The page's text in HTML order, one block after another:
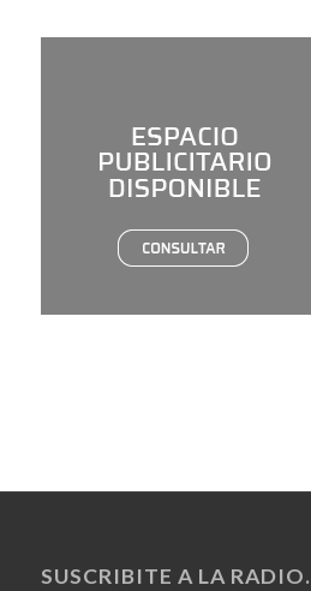
SUSCRIBITE A LA RADIO.